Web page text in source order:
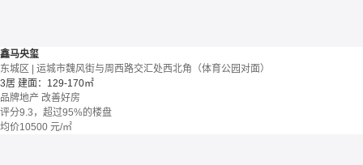
鑫马央玺
东城区 | 运城市魏风街与周西路交汇处西北角（体育公园对面）
3居 建面：129-170㎡
品牌地产 改善好房
评分9.3，超过95%的楼盘
均价10500 元/㎡